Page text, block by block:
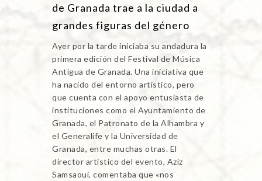
de Granada trae a la ciudad a
grandes figuras del género
Ayer por la tarde iniciaba su andadura la
primera edición del Festival de Música
Antigua de Granada. Una iniciativa que
ha nacido del entorno artístico, pero
que cuenta con el apoyo entusiasta de
instituciones como el Ayuntamiento de
Granada, el Patronato de la Alhambra y
el Generalife y la Universidad de
Granada, entre muchas otras. El
director artístico del evento, Aziz
Samsaoui, comentaba que «nos